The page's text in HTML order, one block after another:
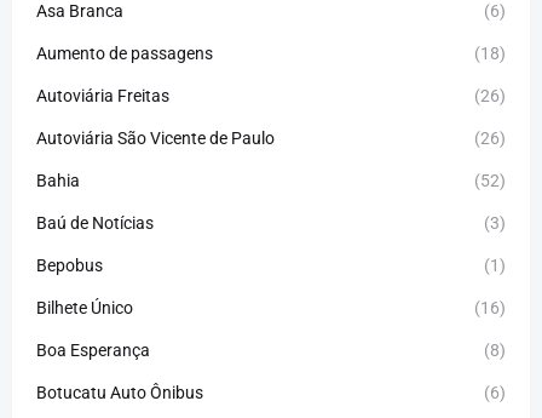
Asa Branca (6)
Aumento de passagens (18)
Autoviária Freitas (26)
Autoviária São Vicente de Paulo (26)
Bahia (52)
Baú de Notícias (3)
Bepobus (1)
Bilhete Único (16)
Boa Esperança (8)
Botucatu Auto Ônibus (6)